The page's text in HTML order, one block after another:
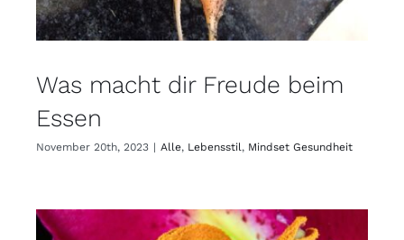
Was macht dir Freude beim
Essen
November 20th, 2023 | Alle, Lebensstil, Mindset Gesundheit